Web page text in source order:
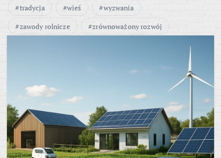
tradycja
wieś
wyzwania
zawody rolnicze
zrównoważony rozwój